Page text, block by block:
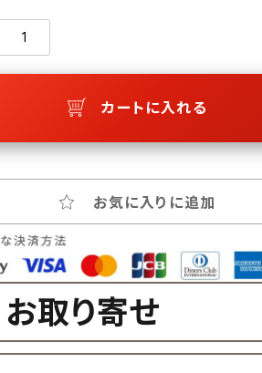
カートに入れる
お気に入りに追加
お取り寄せ